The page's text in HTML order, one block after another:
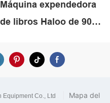
Máquina expendedora
de libros Haloo de 90
capacidad, fabricada
Equipment Co., Ltd
Mapa del